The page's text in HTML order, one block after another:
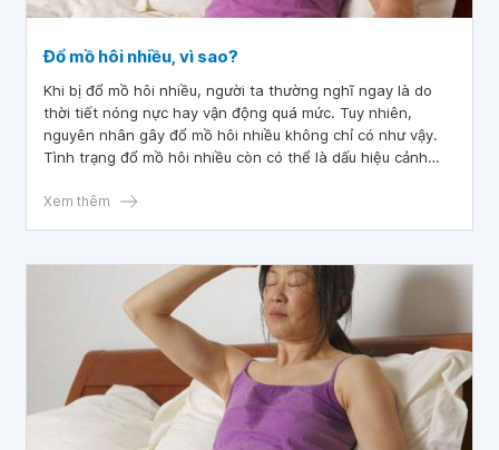
Đổ mồ hôi nhiều, vì sao?
Khi bị đổ mồ hôi nhiều, người ta thường nghĩ ngay là do
thời tiết nóng nực hay vận động quá mức. Tuy nhiên,
nguyên nhân gây đổ mồ hôi nhiều không chỉ có như vậy.
Tình trạng đổ mồ hôi nhiều còn có thể là dấu hiệu cảnh
Xem thêm